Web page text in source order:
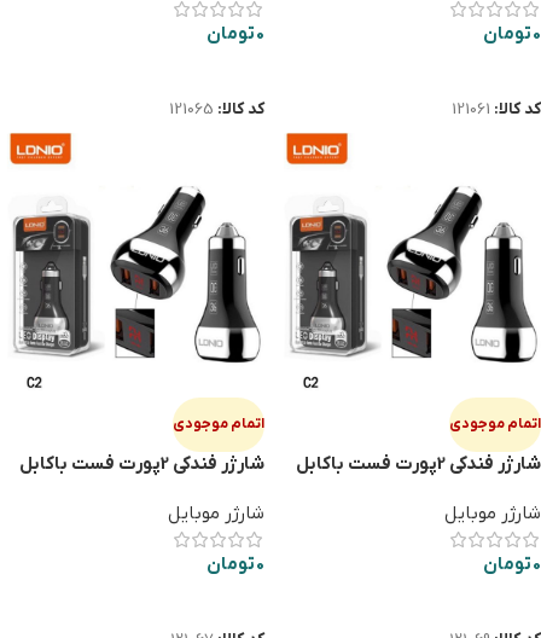
0تومان
کد کالا: 121061
0تومان
کد کالا: 121065
اتمام موجودی
شارژر فندکی 2پورت فست باکابل
شارژر موبایل
0تومان
اتمام موجودی
شارژر فندکی 2پورت فست باکابل
شارژر موبایل
0تومان